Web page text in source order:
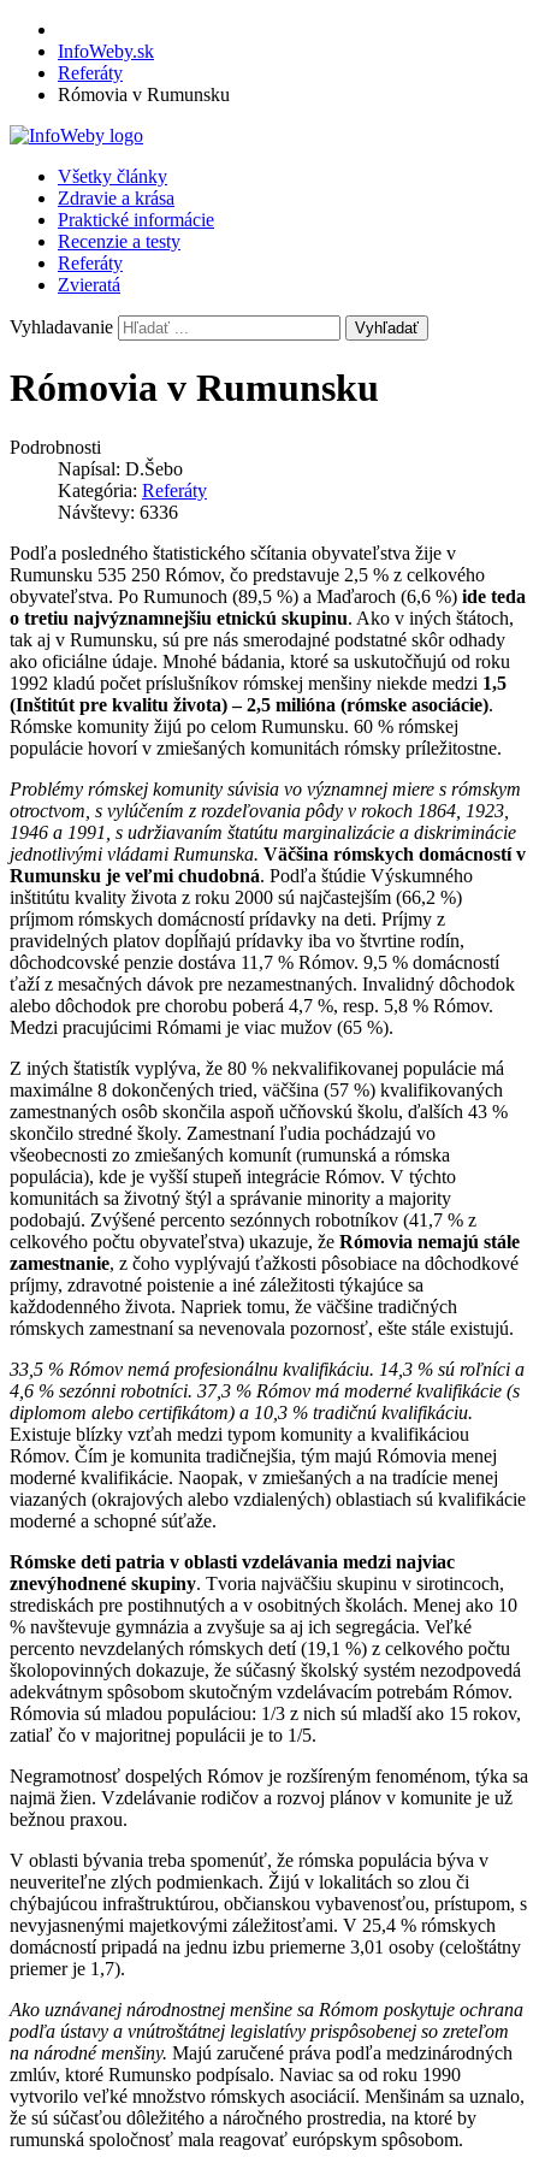
InfoWeby.sk
Referáty
Rómovia v Rumunsku
Všetky články
Zdravie a krása
Praktické informácie
Recenzie a testy
Referáty
Zvieratá
Vyhladavanie Vyhľadať
Rómovia v Rumunsku
Podrobnosti
Napísal: D.Šebo
Kategória: Referáty
Návštevy: 6336
Podľa posledného štatistického sčítania obyvateľstva žije v
Rumunsku 535 250 Rómov, čo predstavuje 2,5 % z celkového
obyvateľstva. Po Rumunoch (89,5 %) a Maďaroch (6,6 %) ide teda
o tretiu najvýznamnejšiu etnickú skupinu. Ako v iných štátoch,
tak aj v Rumunsku, sú pre nás smerodajné podstatné skôr odhady
ako oficiálne údaje. Mnohé bádania, ktoré sa uskutočňujú od roku
1992 kladú počet príslušníkov rómskej menšiny niekde medzi 1,5
(Inštitút pre kvalitu života) – 2,5 milióna (rómske asociácie).
Rómske komunity žijú po celom Rumunsku. 60 % rómskej
populácie hovorí v zmiešaných komunitách rómsky príležitostne.
Problémy rómskej komunity súvisia vo významnej miere s rómskym
otroctvom, s vylúčením z rozdeľovania pôdy v rokoch 1864, 1923,
1946 a 1991, s udržiavaním štatútu marginalizácie a diskriminácie
jednotlivými vládami Rumunska. Väčšina rómskych domácností v
Rumunsku je veľmi chudobná. Podľa štúdie Výskumného
inštitútu kvality života z roku 2000 sú najčastejším (66,2 %)
príjmom rómskych domácností prídavky na deti. Príjmy z
pravidelných platov dopĺňajú prídavky iba vo štvrtine rodín,
dôchodcovské penzie dostáva 11,7 % Rómov. 9,5 % domácností
ťaží z mesačných dávok pre nezamestnaných. Invalidný dôchodok
alebo dôchodok pre chorobu poberá 4,7 %, resp. 5,8 % Rómov.
Medzi pracujúcimi Rómami je viac mužov (65 %).
Z iných štatistík vyplýva, že 80 % nekvalifikovanej populácie má
maximálne 8 dokončených tried, väčšina (57 %) kvalifikovaných
zamestnaných osôb skončila aspoň učňovskú školu, ďalších 43 %
skončilo stredné školy. Zamestnaní ľudia pochádzajú vo
všeobecnosti zo zmiešaných komunít (rumunská a rómska
populácia), kde je vyšší stupeň integrácie Rómov. V týchto
komunitách sa životný štýl a správanie minority a majority
podobajú. Zvýšené percento sezónnych robotníkov (41,7 % z
celkového počtu obyvateľstva) ukazuje, že Rómovia nemajú stále
zamestnanie, z čoho vyplývajú ťažkosti pôsobiace na dôchodkové
príjmy, zdravotné poistenie a iné záležitosti týkajúce sa
každodenného života. Napriek tomu, že väčšine tradičných
rómskych zamestnaní sa nevenovala pozornosť, ešte stále existujú.
33,5 % Rómov nemá profesionálnu kvalifikáciu. 14,3 % sú roľníci a
4,6 % sezónni robotníci. 37,3 % Rómov má moderné kvalifikácie (s
diplomom alebo certifikátom) a 10,3 % tradičnú kvalifikáciu.
Existuje blízky vzťah medzi typom komunity a kvalifikáciou
Rómov. Čím je komunita tradičnejšia, tým majú Rómovia menej
moderné kvalifikácie. Naopak, v zmiešaných a na tradície menej
viazaných (okrajových alebo vzdialených) oblastiach sú kvalifikácie
moderné a schopné súťaže.
Rómske deti patria v oblasti vzdelávania medzi najviac
znevýhodnené skupiny. Tvoria najväčšiu skupinu v sirotincoch,
strediskách pre postihnutých a v osobitných školách. Menej ako 10
% navštevuje gymnázia a zvyšuje sa aj ich segregácia. Veľké
percento nevzdelaných rómskych detí (19,1 %) z celkového počtu
školopovinných dokazuje, že súčasný školský systém nezodpovedá
adekvátnym spôsobom skutočným vzdelávacím potrebám Rómov.
Rómovia sú mladou populáciou: 1/3 z nich sú mladší ako 15 rokov,
zatiaľ čo v majoritnej populácii je to 1/5.
Negramotnosť dospelých Rómov je rozšíreným fenoménom, týka sa
najmä žien. Vzdelávanie rodičov a rozvoj plánov v komunite je už
bežnou praxou.
V oblasti bývania treba spomenúť, že rómska populácia býva v
neuveriteľne zlých podmienkach. Žijú v lokalitách so zlou či
chýbajúcou infraštruktúrou, občianskou vybavenosťou, prístupom, s
nevyjasnenými majetkovými záležitosťami. V 25,4 % rómskych
domácností pripadá na jednu izbu priemerne 3,01 osoby (celoštátny
priemer je 1,7).
Ako uznávanej národnostnej menšine sa Rómom poskytuje ochrana
podľa ústavy a vnútroštátnej legislatívy prispôsobenej so zreteľom
na národné menšiny. Majú zaručené práva podľa medzinárodných
zmlúv, ktoré Rumunsko podpísalo. Naviac sa od roku 1990
vytvorilo veľké množstvo rómskych asociácií. Menšinám sa uznalo,
že sú súčasťou dôležitého a náročného prostredia, na ktoré by
rumunská spoločnosť mala reagovať európskym spôsobom.